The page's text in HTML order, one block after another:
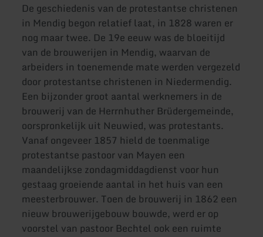
De geschiedenis van de protestantse christenen
in Mendig begon relatief laat, in 1828 waren er
nog maar twee. De 19e eeuw was de bloeitijd
van de brouwerijen in Mendig, waarvan de
arbeiders in toenemende mate werden vergezeld
door protestantse christenen in Niedermendig.
Een bijzonder groot aantal werknemers in de
brouwerij van de Herrnhuther Brüdergemeinde,
oorspronkelijk uit Neuwied, was protestants.
Vanaf ongeveer 1857 hield de toenmalige
protestantse pastoor van Mayen een
maandelijkse zondagmiddagdienst voor hun
gestaag groeiende aantal in het huis van een
meesterbrouwer. Toen de brouwerij in 1862 een
nieuw brouwerijgebouw bouwde, werd er op
voorstel van pastoor Bechtel ook een ruimte